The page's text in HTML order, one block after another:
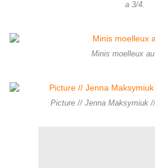
a 3/4.
Minis moelleux
Picture // Jenna Maksymiuk